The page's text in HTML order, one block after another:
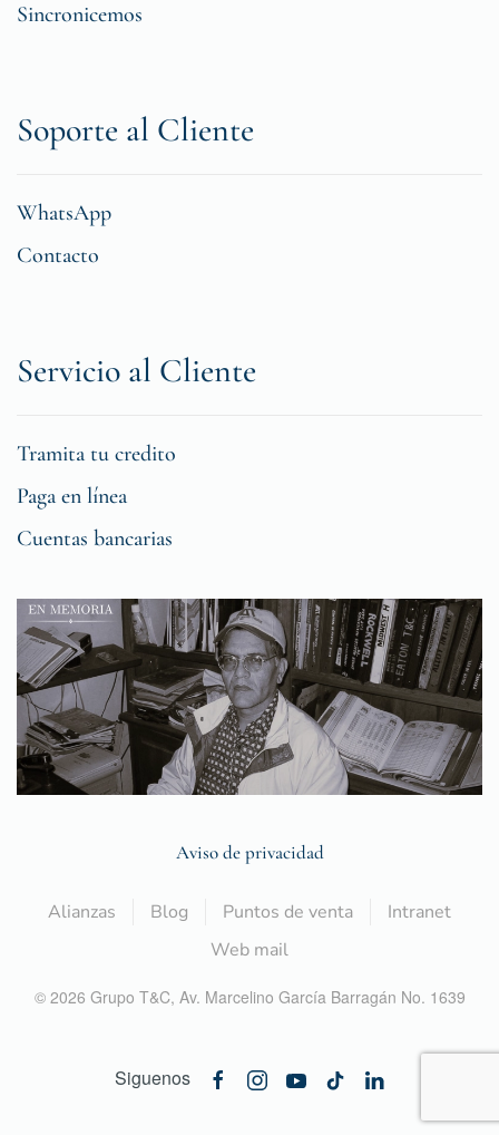
Sincronicemos
Soporte al Cliente
WhatsApp
Contacto
Servicio al Cliente
Tramita tu credito
Paga en línea
Cuentas bancarias
Aviso de privacidad
Alianzas Blog Puntos de venta
Intranet
Web mail
© 2026 Grupo T&C, Av. Marcelino García Barragán No. 1639
Siguenos